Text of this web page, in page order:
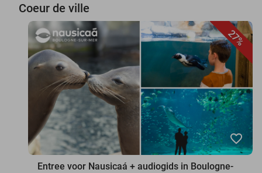
Coeur de ville
27%
favorite_border
Entree voor Nausicaá + audiogids in Boulogne-